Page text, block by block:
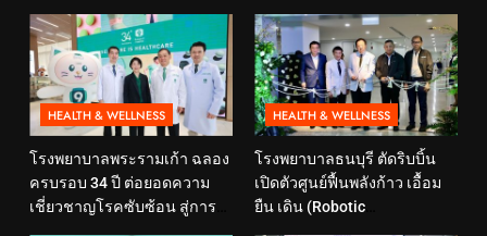
HEALTH & WELLNESS
โรงพยาบาลพระรามเก้า ฉลอง
ครบรอบ 34 ปี ต่อยอดความ
เชี่ยวชาญโรคซับซ้อน สู่การ
HEALTH & WELLNESS
โรงพยาบาลธนบุรี ตัดริบบิ้น
เปิดตัวศูนย์ฟื้นพลังก้าว เอื้อม
ยืน เดิน (Robotic